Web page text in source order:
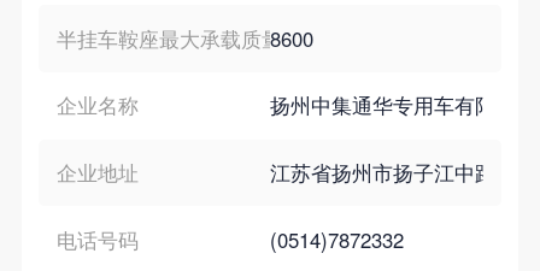
半挂车鞍座最大承载质量8600
企业名称 扬州中集通华专用车有限公司
企业地址 江苏省扬州市扬子江中路139
电话号码 (0514)7872332